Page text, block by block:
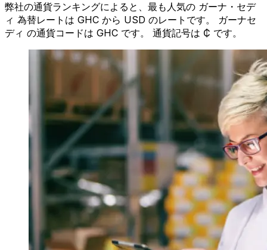
弊社の通貨ランキングによると、最も人気の ガーナ・セデ
ィ 為替レートは GHC から USD のレートです。 ガーナセ
ディ の通貨コードは GHC です。 通貨記号は ₵ です。